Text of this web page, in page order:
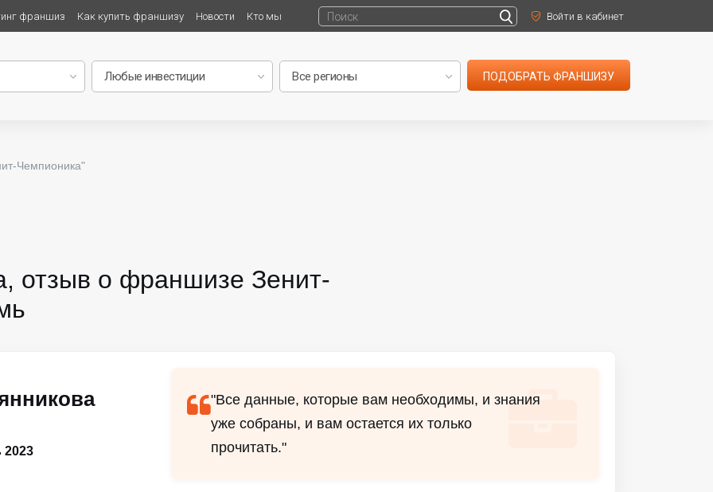
франшиз Как купить франшизу Новости Кто мы Войти в кабинет
ПОДОБРАТЬ ФРАНШИЗУ
Чемпионика"
отзыв о франшизе Зенит-
2023
"Все данные, которые вам необходимы, и знания
уже собраны, и вам остается их только
прочитать."